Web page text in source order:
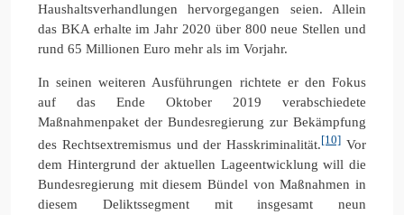
Haushaltsverhandlungen hervorgegangen seien. Allein
das BKA erhalte im Jahr 2020 über 800 neue Stellen und
rund 65 Millionen Euro mehr als im Vorjahr.
In seinen weiteren Ausführungen richtete er den Fokus
auf das Ende Oktober 2019 verabschiedete
Maßnahmenpaket der Bundesregierung zur Bekämpfung
des Rechtsextremismus und der Hasskriminalität.[10] Vor
dem Hintergrund der aktuellen Lageentwicklung will die
Bundesregierung mit diesem Bündel von Maßnahmen in
diesem Deliktssegment mit insgesamt neun